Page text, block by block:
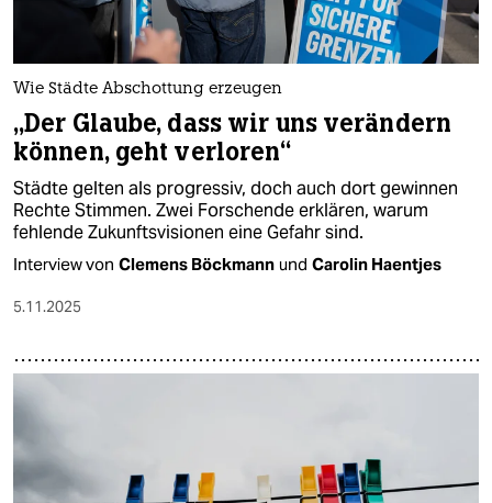
Wie Städte Abschottung erzeugen
„Der Glaube, dass wir uns verändern
können, geht verloren“
Städte gelten als progressiv, doch auch dort gewinnen
Rechte Stimmen. Zwei Forschende erklären, warum
fehlende Zukunftsvisionen eine Gefahr sind.
Interview von Clemens Böckmann und Carolin Haentjes
5.11.2025